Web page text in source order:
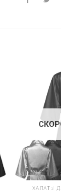
ХАЛАТЫ